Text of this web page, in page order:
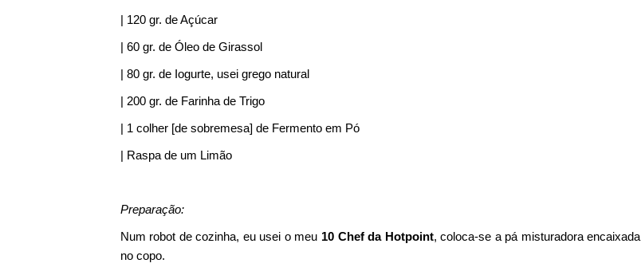
| 120 gr. de Açúcar
| 60 gr. de Óleo de Girassol
| 80 gr. de Iogurte, usei grego natural
| 200 gr. de Farinha de Trigo
| 1 colher [de sobremesa] de Fermento em Pó
| Raspa de um Limão
Preparação:
Num robot de cozinha, eu usei o meu 10 Chef da Hotpoint, coloca-se a pá misturadora encaixada
no copo.